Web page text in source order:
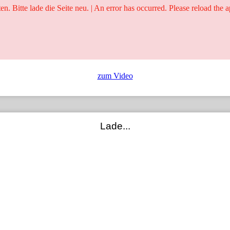
zum Video
Lade...
Bitte lade die Seite neu. | An error has occurred. Please reload the